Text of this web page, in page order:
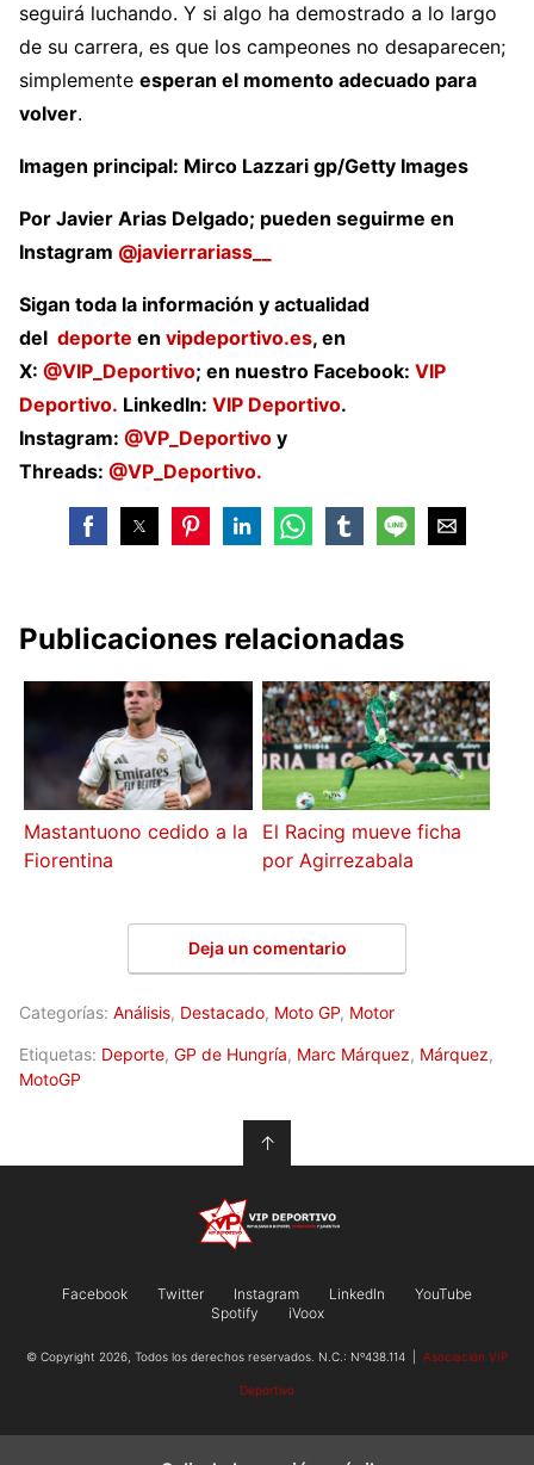
seguirá luchando. Y si algo ha demostrado a lo largo
de su carrera, es que los campeones no desaparecen;
simplemente esperan el momento adecuado para
volver.
Imagen principal: Mirco Lazzari gp/Getty Images
Por Javier Arias Delgado; pueden seguirme en
Instagram @javierrariass__
Sigan toda la información y actualidad
del deporte en vipdeportivo.es, en
X: @VIP_Deportivo; en nuestro Facebook: VIP
Deportivo. LinkedIn: VIP Deportivo.
Instagram: @VP_Deportivo y
Threads: @VP_Deportivo.
Publicaciones relacionadas
Mastantuono cedido a la
Fiorentina
El Racing mueve ficha
por Agirrezabala
Deja un comentario
Categorías: Análisis, Destacado, Moto GP, Motor
Etiquetas: Deporte, GP de Hungría, Marc Márquez, Márquez,
MotoGP
↑
Facebook Twitter Instagram LinkedIn
YouTube
Spotify
iVoox
© Copyright 2026, Todos los derechos reservados. N.C.: Nº438.114 | Asociación VIP
Deportivo